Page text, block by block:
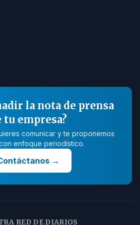
la nota de prensa
tu empresa?
comunicar y te proponemos
enfoque periodístico.
→
RED DE DIARIOS